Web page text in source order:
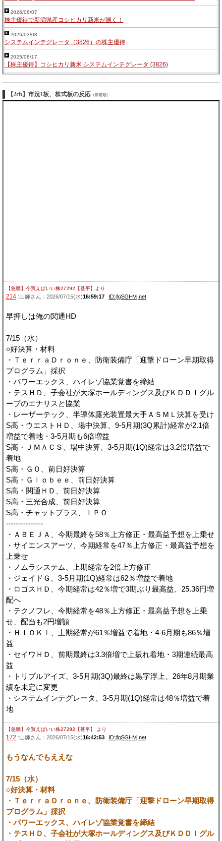
2026/06/07
株主優待で新潟県産コシヒカリ新米が届く！
2026/03/08
システムインテグレータ（3826）の株主優待
2025/08/17
【株主優待】コシヒカリ新米 システムインテグレータ (3826)
【2ch】市況1板、株式板の反応 （新着順）
【急騰】今買えばいい株27292【甚平】 より
214 :山師さん：2026/07/15(水)16:59:17 ID:jfgSGHVj.net
早押しは俺の関通HD
7/15（水）
○好決算・材料
・ＴｅｒｒａＤｒｏｎｅ、防衛装備庁「迎撃ドローン早期取得
プログラム」採択
・パワーエックス、ハイレゾ協業覚書を締結
・テスＨＤ、子会社が大塚ホールディングス及びＫＤＤＩグル
ープのエナリスと協業
・レーザーテック、半導体露光装置最大手ＡＳＭＬ決算を受け
S高・ウエストＨＤ、場中決算、9-5月期(3Q累計)経常が2.1倍
増益で着地・3-5月期も6倍増益
S高・ＪＭＡＣＳ、場中決算、3-5月期(1Q)経常は3.2倍増益で
着地
S高・ＧＯ、前日好決算
S高・Ｇｌｏｂｅｅ、前日好決算
S高・関通ＨＤ、前日好決算
S高・三光合成、前日好決算
S高・チャットプラス、ＩＰＯ
---------------
・ＡＢＥＪＡ、今期最終を58％上方修正・最高益予想を上乗せ
・サイエンスアーツ、今期経常を47％上方修正・最高益予想を
上乗せ
・ノムラシステム、上期経常を2倍上方修正
・ジェイドＧ、3-5月期(1Q)経常は62％増益で着地
・ロゴスＨＤ、今期経常は42％増で3期ぶり最高益、25.36円増
配へ
・テクノフレ、今期経常を48％上方修正・最高益予想を上乗
せ、配当も2円増額
・ＨＩＯＫＩ、上期経常が61％増益で着地・4-6月期も86％増
益
・セイワＨＤ、前期最終は3.3倍増で上振れ着地・3期連続最高
益
・トリプルアイズ、3-5月期(3Q)最終は黒字浮上、26年8月期業
績を未定に変更
・システムインテグレータ、3-5月期(1Q)経常は48％増益で着
地
【急騰】今買えばいい株27292【甚平】 より
172 :山師さん：2026/07/15(水)16:42:53 ID:jfgSGHVj.net
もうなんでもええな
7/15（水）
○好決算・材料
・ＴｅｒｒａＤｒｏｎｅ、防衛装備庁「迎撃ドローン早期取得
プログラム」採択
・パワーエックス、ハイレゾ協業覚書を締結
・テスＨＤ、子会社が大塚ホールディングス及びＫＤＤＩグル